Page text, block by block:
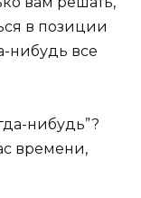
в позиции
нибудь все
нибудь”?
времени,